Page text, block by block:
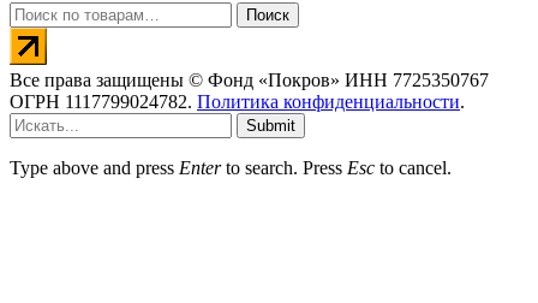
Искать: Поиск
Все права защищены © Фонд «Покров» ИНН 7725350767
ОГРН 1117799024782. Политика конфиденциальности.
Submit
Type above and press Enterto search. Press Esc to cancel.